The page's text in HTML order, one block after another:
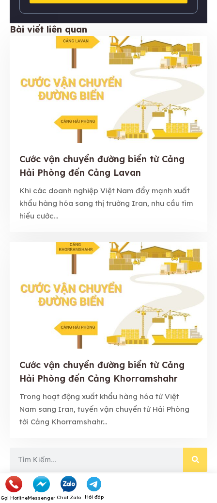
Bài viết liên quan
Cước vận chuyển đường biển từ Cảng
Hải Phòng đến Cảng Lavan
Khi các doanh nghiệp Việt Nam đẩy mạnh xuất
khẩu hàng hóa sang thị trường Iran, nhu cầu tìm
hiểu cước...
Cước vận chuyển đường biển từ Cảng
Hải Phòng đến Cảng Khorramshahr
Trong hoạt động xuất khẩu hàng hóa từ Việt
Nam sang Iran, tuyến vận chuyển từ Hải Phòng
tới Cảng Khorramshahr...
Gọi HotlineMessenger Chat Zalo Hỏi đáp